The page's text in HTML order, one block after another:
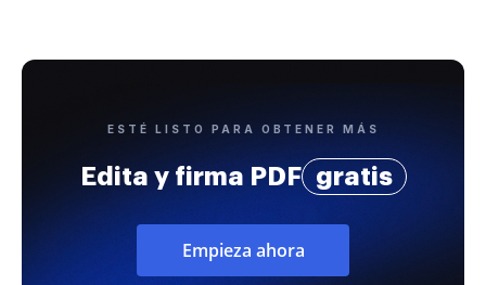
ESTÉ LISTO PARA OBTENER MÁS
Edita y firma PDF gratis
Empieza ahora